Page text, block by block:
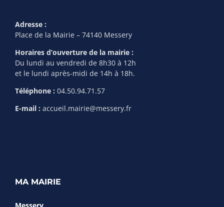
Adresse :
Place de la Mairie – 74140 Messery
Horaires d’ouverture de la mairie :
Du lundi au vendredi de 8h30 à 12h
et le lundi après-midi de 14h à 18h.
Téléphone : 04.50.94.71.57
E-mail : accueil.mairie@messery.fr
MA MAIRIE
Messery